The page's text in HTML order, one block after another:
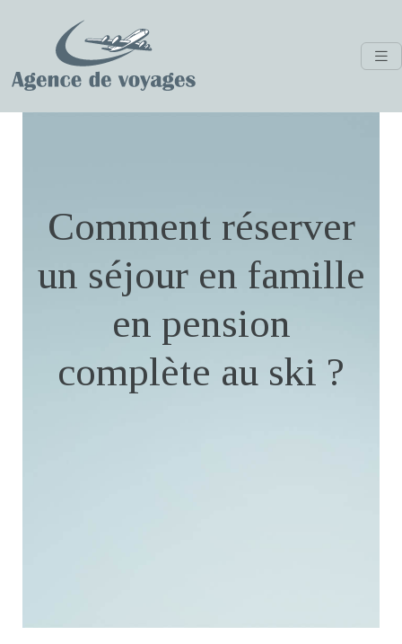
Comment réserver
un séjour en famille
en pension
complète au ski ?